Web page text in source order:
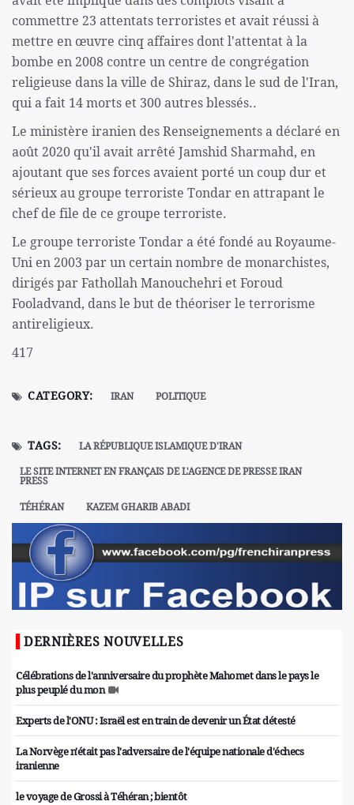
commettre 23 attentats terroristes et avait réussi à
mettre en œuvre cinq affaires dont l'attentat à la
bombe en 2008 contre un centre de congrégation
religieuse dans la ville de Shiraz, dans le sud de l'Iran,
qui a fait 14 morts et 300 autres blessés..
Le ministère iranien des Renseignements a déclaré en
août 2020 qu'il avait arrêté Jamshid Sharmahd, en
ajoutant que ses forces avaient porté un coup dur et
sérieux au groupe terroriste Tondar en attrapant le
chef de file de ce groupe terroriste.
Le groupe terroriste Tondar a été fondé au Royaume-
Uni en 2003 par un certain nombre de monarchistes,
dirigés par Fathollah Manouchehri et Foroud
Fooladvand, dans le but de théoriser le terrorisme
antireligieux.
417
CATEGORY: IRAN POLITIQUE
TAGS:
LA RÉPUBLIQUE ISLAMIQUE D'IRAN
LE SITE INTERNET EN FRANÇAIS DE L'AGENCE DE PRESSE IRAN
PRESS
TÉHÉRAN
KAZEM GHARIB ABADI
DERNIÈRES NOUVELLES
Célébrations de l'anniversaire du prophète Mahomet dans le pays le
plus peuplé du mon
Experts de l'ONU : Israël est en train de devenir un État détesté
La Norvège n'était pas l'adversaire de l'équipe nationale d'échecs
iranienne
le voyage de Grossi à Téhéran ; bientôt